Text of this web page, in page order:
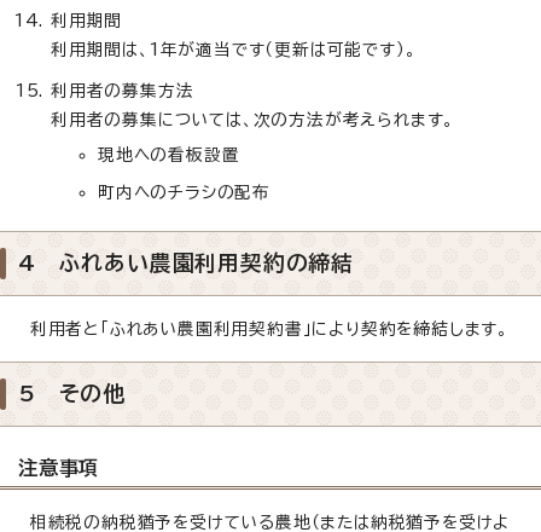
利用期間
利用期間は、1年が適当です（更新は可能です）。
利用者の募集方法
利用者の募集については、次の方法が考えられます。
現地への看板設置
町内へのチラシの配布
4 ふれあい農園利用契約の締結
利用者と「ふれあい農園利用契約書」により契約を締結します。
5 その他
注意事項
相続税の納税猶予を受けている農地（または納税猶予を受けよ